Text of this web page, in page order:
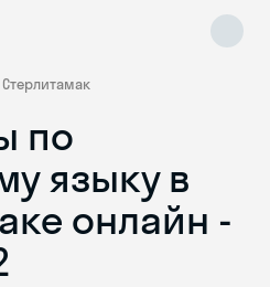
Стерлитамак
по
языку в
онлайн -